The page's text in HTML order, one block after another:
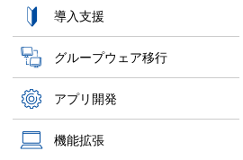
導入支援
グループウェア移行
アプリ開発
機能拡張